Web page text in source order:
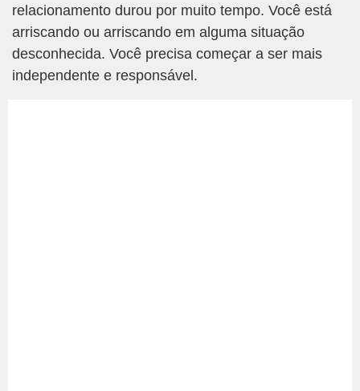
relacionamento durou por muito tempo. Você está
arriscando ou arriscando em alguma situação
desconhecida. Você precisa começar a ser mais
independente e responsável.